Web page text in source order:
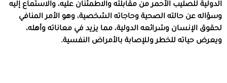
الدولية للصليب الأحمر من مقابلته والاطمئنان عليه، والاستماع إليه
وسؤاله عن حالته الصحية وحاجاته الشخصية، وهو الأمر المنافي
لحقوق الإنسان وشرائعه الدولية، مما يزيد في معاناته وأهله،
ويعرض حياته للخطر وللإصابة بالأمراض النفسية.